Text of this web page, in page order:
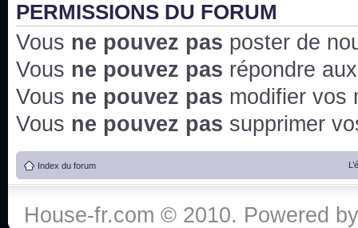
PERMISSIONS DU FORUM
Vous ne pouvez pas poster de
Vous ne pouvez pas répondre
Vous ne pouvez pas modifier vos
Vous ne pouvez pas supprimer
Index du forum
House-fr.com © 2010. Powered